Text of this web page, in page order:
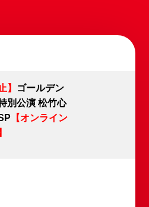
】
ゴールデン
別公演 松竹心
【オンライン